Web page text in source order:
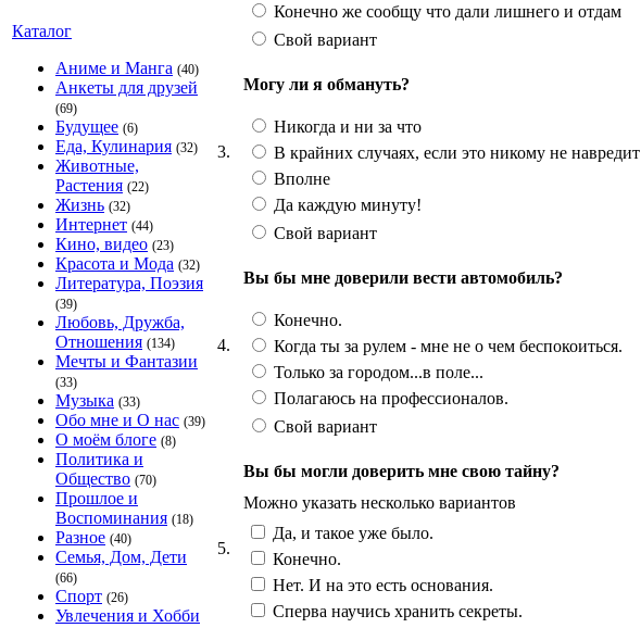
Каталог
Аниме и Манга (40)
Анкеты для друзей
(69)
Будущее (6)
Еда, Кулинария (32)
Животные,
Растения (22)
Жизнь (32)
Интернет (44)
Кино, видео (23)
Красота и Мода (32)
Литература, Поэзия
(39)
Любовь, Дружба,
Отношения (134)
Мечты и Фантазии
(33)
Музыка (33)
Обо мне и О нас (39)
О моём блоге (8)
Политика и
Общество (70)
Прошлое и
Воспоминания (18)
Разное (40)
Семья, Дом, Дети
(66)
Спорт (26)
Увлечения и Хобби
Конечно же сообщу что дали лишнего и отдам
Свой вариант
3.
Могу ли я обмануть?
Никогда и ни за что
В крайних случаях, если это никому не навредит
Вполне
Да каждую минуту!
Свой вариант
4.
Вы бы мне доверили вести автомобиль?
Конечно.
Когда ты за рулем - мне не о чем беспокоиться.
Только за городом...в поле...
Полагаюсь на профессионалов.
Свой вариант
5.
Вы бы могли доверить мне свою тайну?
Можно указать несколько вариантов
Да, и такое уже было.
Конечно.
Нет. И на это есть основания.
Сперва научись хранить секреты.